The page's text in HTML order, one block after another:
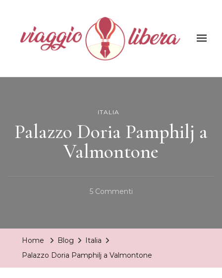
Viaggiolibera
ITALIA
Palazzo Doria Pamphilj a
Valmontone
5 CommentiSu
Home Blog
Italia
Palazzo Doria Pamphilj a Valmontone